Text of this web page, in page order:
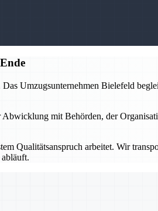
Umzugsunternehmen Bielefeld
mit Behörden, der
Qualitätsanspruch arbeitet. Wir